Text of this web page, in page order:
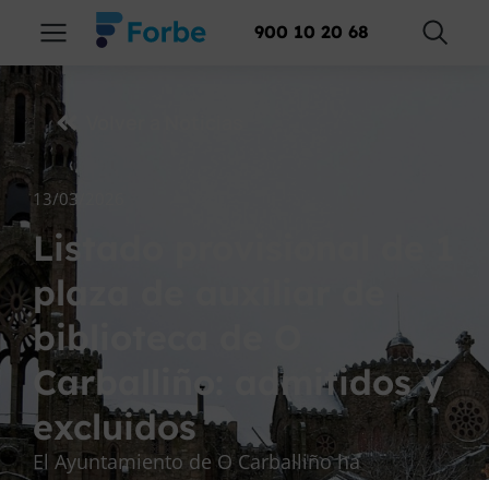
900 10 20 68
13/03/2026
Listado provisional de 1
plaza de auxiliar de
biblioteca de O
Carballiño: admitidos y
excluidos
El Ayuntamiento de O Carballiño ha